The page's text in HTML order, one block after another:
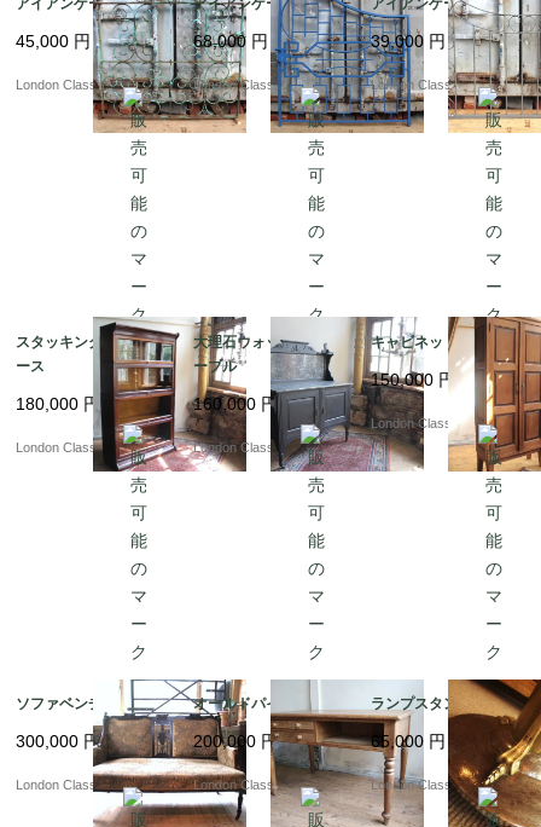
アイアンゲート??4
45,000 円
London Classics
アイアンゲート?ｂQ
68,000 円
London Classics
アイアンゲート?ｂP
39,000 円
London Classics
スタッキングブックケ
ース
180,000 円
London Classics
大理石ウォッシングテ
ーブル
160,000 円
London Classics
キャビネット
150,000 円
London Classics
ソファベンチ
300,000 円
London Classics
オールドパインデスク
200,000 円
London Classics
ランプスタンド
65,000 円
London Classics